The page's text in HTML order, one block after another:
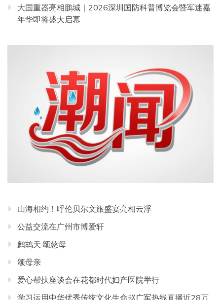
大国重器亮相鹏城｜2026深圳国防科普博览会暨军迷嘉
年华即将盛大启幕
山海相约！呼伦贝尔文旅盛宴亮相云浮
公益交流在广州市博爱轩
鹧鸪天·颂慈母
颂母亲
爱心帮扶座谈会在花都时代妇产医院举行
学习运用中华优秀传统文化生命赵广军热线直播近28万